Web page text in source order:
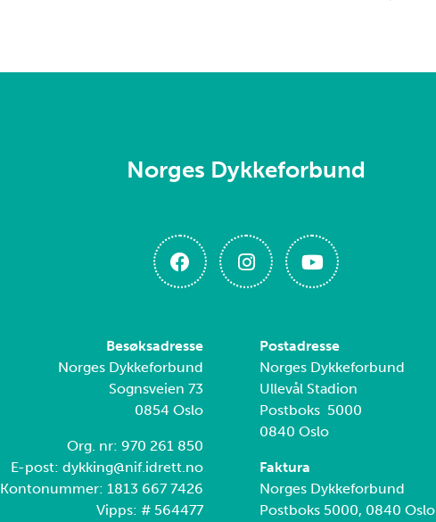
Norges Dykkeforbund
Besøksadresse
Norges Dykkeforbund
Sognsveien 73
0854 Oslo
Org. nr: 970 261 850
E-post: dykking@nif.idrett.no
Kontonummer: 1813 667 7426
Vipps: # 564477
Postadresse
Norges Dykkeforbund
Ullevål Stadion
Postboks 5000
0840 Oslo
Faktura
Norges Dykkeforbund
Postboks 5000, 0840 Oslo